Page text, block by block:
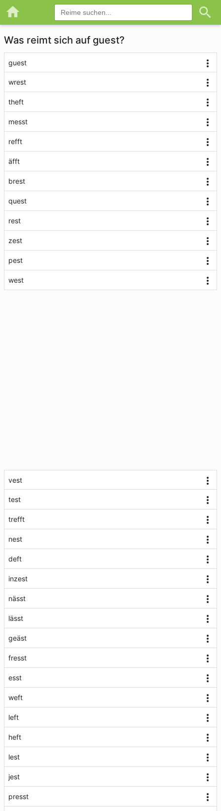
Was reimt sich auf guest?
guest
wrest
theft
messt
refft
äfft
brest
quest
rest
zest
pest
west
vest
test
trefft
nest
deft
inzest
nässt
lässt
geäst
fresst
esst
weft
left
heft
lest
jest
presst